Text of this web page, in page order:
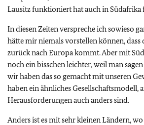
Lausitz funktioniert hat auch in Südafrika
In diesen Zeiten verspreche ich sowieso
hätte mir niemals vorstellen können, dass
zurück nach Europa kommt. Aber mit
noch ein bisschen leichter, weil man
wir haben das so gemacht mit unseren
haben ein ähnliches Gesellschaftsmodell,
Herausforderungen auch anders sind.
Anders ist es mit sehr kleinen Ländern,